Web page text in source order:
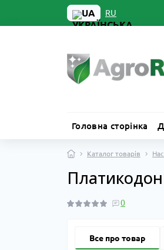
UA RU
Головна сторінка
Каталог товарів
Платикодон
0
Все про товар